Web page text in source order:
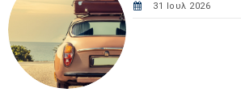
31 Ιουλ 2026